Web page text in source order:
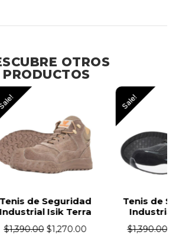
OTROS
PRODUCTOS
Terra
Tenis de Seguridad
Industrial Isik Zu
$1,390.00 1,270.00